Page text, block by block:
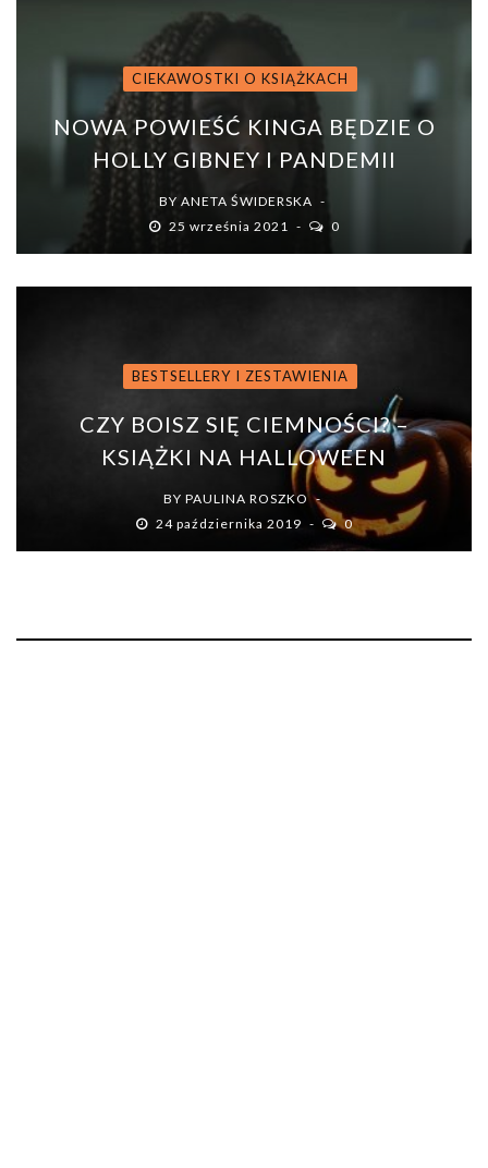
CIEKAWOSTKI O KSIĄŻKACH
NOWA POWIEŚĆ KINGA BĘDZIE O
HOLLY GIBNEY I PANDEMII
BY ANETA ŚWIDERSKA
25 września 2021
0
BESTSELLERY I ZESTAWIENIA
CZY BOISZ SIĘ CIEMNOŚCI? –
KSIĄŻKI NA HALLOWEEN
BY PAULINA ROSZKO
24 października 2019
0